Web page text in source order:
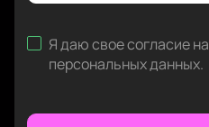
Я даю свое согласие на
персональных данных.